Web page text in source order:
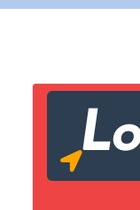
Lien vers
Copier lien